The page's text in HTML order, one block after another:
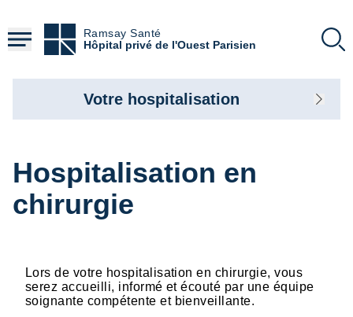
contenu
principal
Ramsay Santé
Hôpital privé de l'Ouest Parisien
Hospitalisation en
chirurgie
Lors de votre hospitalisation en chirurgie, vous
serez accueilli, informé et écouté par une équipe
soignante compétente et bienveillante.
Votre hospitalisation